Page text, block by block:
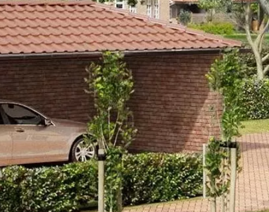
JELLEMZŐK
TELJES NÉV Warmrood
TÍPUSKÓD Warmrood
SOROZAT Engels
LEÍRÁS
Egységes élénkvörös színű,
MÉRETEK
ENGELS
PROSPEKTUS 2024
Letöltés